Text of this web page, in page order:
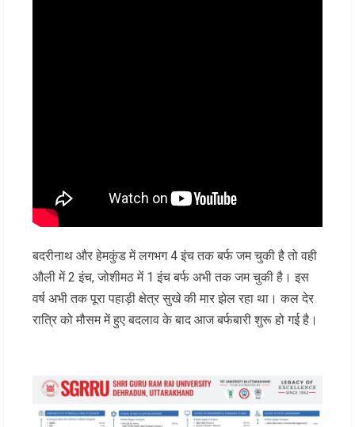
बदरीनाथ और हेमकुंड में लगभग 4 इंच तक बर्फ जम चुकी है तो वही
औली में 2 इंच, जोशीमठ में 1 इंच बर्फ अभी तक जम चुकी है। इस
वर्ष अभी तक पूरा पहाड़ी क्षेत्र सुखे की मार झेल रहा था। कल देर
रात्रि को मौसम में हुए बदलाव के बाद आज बर्फबारी शुरू हो गई है।